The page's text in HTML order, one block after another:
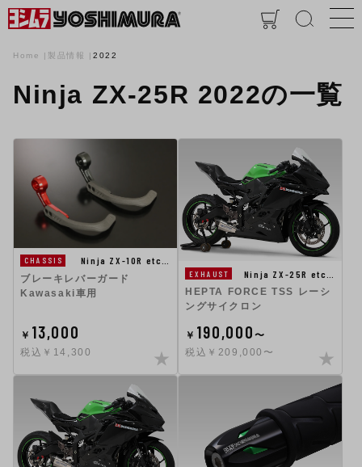
Home 製品情報 2022
Ninja ZX-25R 2022の一覧
CHASSIS
Ninja ZX-10R etc…
ブレーキレバーガード
Kawasaki車用
￥ 13,000
税込￥14,300
EXHAUST
Ninja ZX-25R etc…
HEPTA FORCE TSS レーシ
ングサイクロン
￥ 190,000〜
税込￥209,000〜